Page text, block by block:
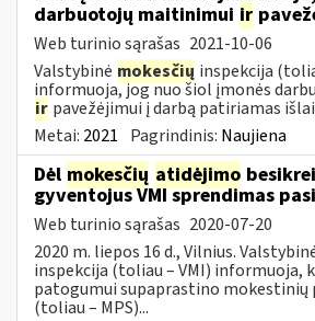
darbuotojų maitinimui ir
Web turinio sąrašas 2021-10-06
Valstybinė mokesčių inspekcija
informuoja, jog nuo šiol įmonės
ir pavežėjimui į darbą patiriamas
Metai: 2021 Pagrindinis: Naujiena
Dėl mokesčių atidėjimo
gyventojus VMI sprendimas
Web turinio sąrašas 2020-07-20
2020 m. liepos 16 d., Vilnius.
inspekcija (toliau – VMI) informuoja,
patogumui supaprastino mokestinių
(toliau – MPS)...